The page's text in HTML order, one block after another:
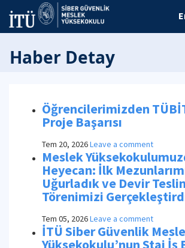
Haber Detay
Öğrencilerimizden
Proje Başarısı
Tem 20, 2026Leave a comment
Meslek
Heyecan: İlk
Uğurladık ve Devir
Törenimizi
Tem 05, 2026Leave a comment
İTÜ Siber Güvenlik
Yüksekokulu’nun Staj İş